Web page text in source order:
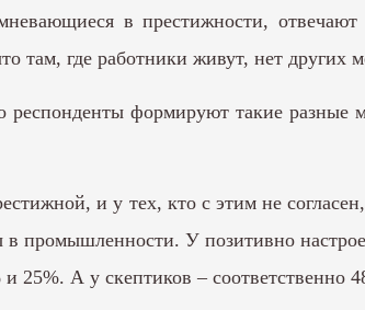
в престижности,
где работники живут, нет других
формируют такие разные
и у тех, кто с этим не
промышленности. У позитивно
25%. А у скептиков – соответственно